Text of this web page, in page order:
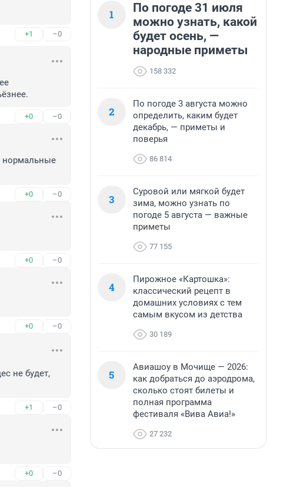
+1 –0
+0 –0
нормальные
+0 –0
+0 –0
+0 –0
не будет,
+1 –0
+0 –0
1
По погоде 31 июля
можно узнать, какой
будет осень, —
народные приметы
158 332
2
По погоде 3 августа можно
определить, каким будет
декабрь, — приметы и
поверья
86 814
3
Суровой или мягкой будет
зима, можно узнать по
погоде 5 августа — важные
приметы
77 155
4
Пирожное «Картошка»:
классический рецепт в
домашних условиях с тем
самым вкусом из детства
30 189
5
Авиашоу в Мочище — 2026:
как добраться до аэродрома,
сколько стоят билеты и
полная программа
фестиваля «Вива Авиа!»
27 232